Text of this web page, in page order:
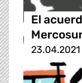
El
23.04.2021